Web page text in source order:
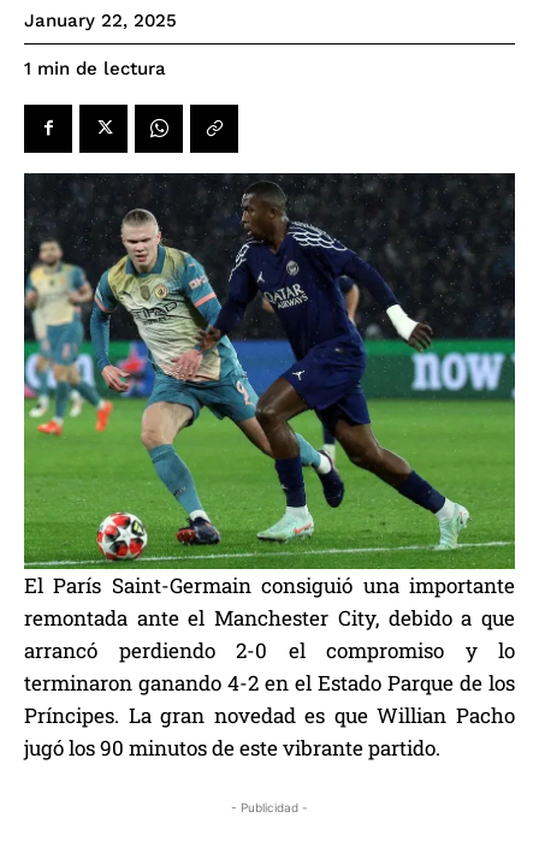
January 22, 2025
1 min de lectura
El París Saint-Germain consiguió una importante
remontada ante el Manchester City, debido a que
arrancó perdiendo 2-0 el compromiso y lo
terminaron ganando 4-2 en el Estado Parque de los
Príncipes. La gran novedad es que Willian Pacho
jugó los 90 minutos de este vibrante partido.
- Publicidad -